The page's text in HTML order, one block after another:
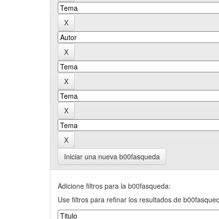
Iniciar una nueva b00fasqueda
Adicione filtros para la b00fasqueda:
Use filtros para refinar los resultados de